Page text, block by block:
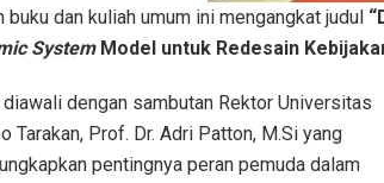
buku dan kuliah umum ini mengangkat judul
System Model untuk Redesain
diawali dengan sambutan Rektor Universitas
Tarakan, Prof. Dr. Adri Patton, M.Si yang
pentingnya peran pemuda dalam